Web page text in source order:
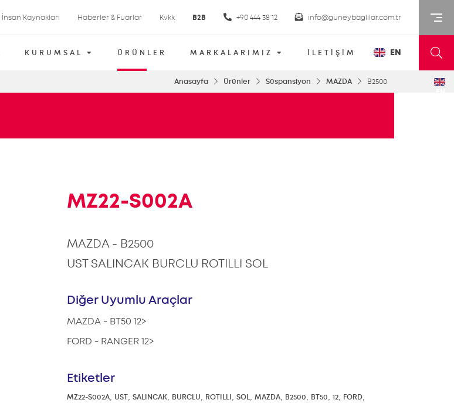
İnsan Kaynakları Haberler & Fuarlar Kvkk B2B +90 444 38 12 info@guneybaglilar.com.tr
KURUMSAL ÜRÜNLER MARKALARIMIZ İLETİŞİM EN
Anasayfa Ürünler Süspansiyon MAZDA B2500
MZ22-S002A
MAZDA - B2500
UST SALINCAK BURCLU ROTILLI SOL
Diğer Uyumlu Araçlar
MAZDA - BT50 12>
FORD - RANGER 12>
Etiketler
MZ22-S002A, UST, SALINCAK, BURCLU, ROTILLI, SOL, MAZDA, B2500, BT50, 12, FORD,